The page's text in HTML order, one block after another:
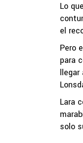
Lo
el
Pero
para
llegar
Lara
solo